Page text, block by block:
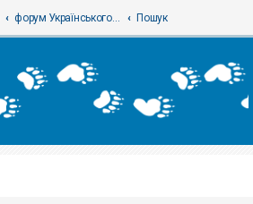
форум Українського теріологічного товариства Пошук